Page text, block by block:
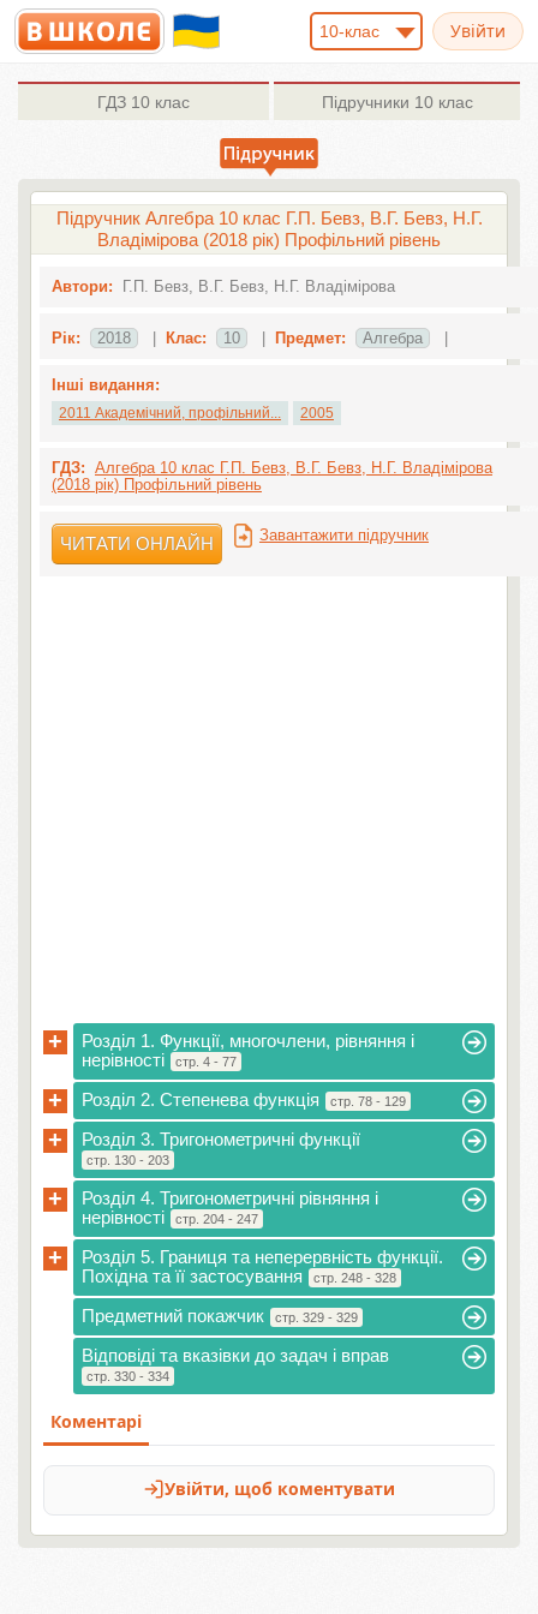
10-клас
ГДЗ 10 клас Підручники 10 клас
Підручник Алгебра 10 клас Г.П. Бевз, В.Г. Бевз, Н.Г.
Владімірова (2018 рік) Профільний рівень
Автори: Г.П. Бевз, В.Г. Бевз, Н.Г. Владімірова
Рік: 2018 Клас: 10 Предмет: Алгебра
Інші видання:
2011 Академічний, профільний... 2005
ГДЗ: Алгебра 10 клас Г.П. Бевз, В.Г. Бевз, Н.Г. Владімірова
(2018 рік) Профільний рівень
ЧИТАТИ ОНЛАЙН Завантажити підручник
+
Розділ 1. Функції, многочлени, рівняння і
нерівності
стр. 4 - 77
+ Розділ 2. Степенева функція стр. 78 - 129
+ Розділ 3. Тригонометричні функції
стр. 130 - 203
+
Розділ 4. Тригонометричні рівняння і
нерівності
стр. 204 - 247
+
Розділ 5. Границя та неперервність функції.
Похідна та її застосування
стр. 248 - 328
Предметний покажчик стр. 329 - 329
Відповіді та вказівки до задач і вправ
стр. 330 - 334